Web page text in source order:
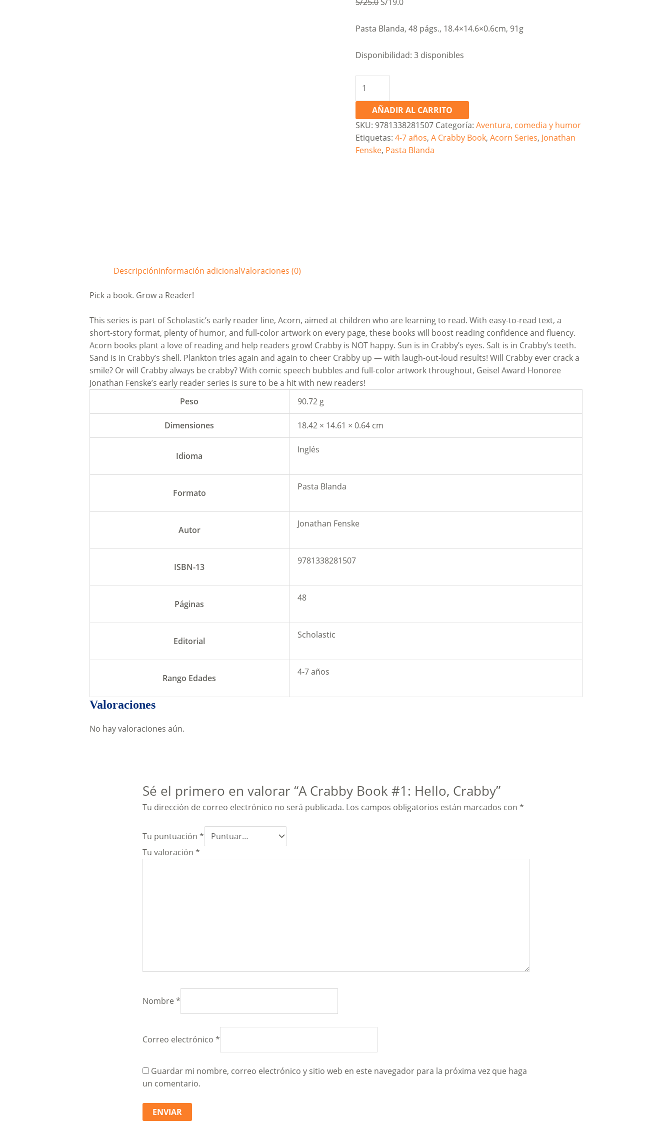
S/25.0
was:
S/19.0
is:
Pasta Blanda, 48 págs., 18.4×14.6×0.6cm, 91g
Disponibilidad: 3 disponibles
Crabby
Book
#1:
Hello,
Crabby
cantidad
AÑADIR AL CARRITO
SKU: 9781338281507 Categoría:Aventura, comedia y humor
Etiquetas:4-7 años,A Crabby Book,Acorn Series, Jonathan
Fenske, Pasta Blanda
DescripciónInformación adicionalValoraciones (0)
Pick a book. Grow a Reader!
This series is part of Scholastic’s early reader line, Acorn, aimed at children who are learning to read. With easy-to-read text, a
short-story format, plenty of humor, and full-color artwork on every page, these books will boost reading confidence and fluency.
Acorn books plant a love of reading and help readers grow! Crabby is NOT happy. Sun is in Crabby’s eyes. Salt is in Crabby’s teeth.
Sand is in Crabby’s shell. Plankton tries again and again to cheer Crabby up — with laugh-out-loud results! Will Crabby ever crack a
smile? Or will Crabby always be crabby? With comic speech bubbles and full-color artwork throughout, Geisel Award Honoree
Jonathan Fenske’s early reader series is sure to be a hit with new readers!
Peso
90.72 g
Dimensiones 18.42 × 14.61 × 0.64 cm
Idioma
Inglés
Formato
Pasta Blanda
Autor
Jonathan Fenske
ISBN-13
9781338281507
Páginas
48
Editorial
Scholastic
Rango Edades
4-7 años
Valoraciones
No hay valoraciones aún.
Sé el primero en valorar “A Crabby Book #1: Hello, Crabby”
Tu dirección de correo electrónico no será publicada. Los campos obligatorios están marcados con*
Tu puntuación*
Tu valoración*
Nombre*
Correo electrónico*
Guardar mi nombre, correo electrónico y sitio web en este navegador para la próxima vez que haga
un comentario.